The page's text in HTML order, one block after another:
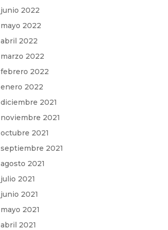
junio 2022
mayo 2022
abril 2022
marzo 2022
febrero 2022
enero 2022
diciembre 2021
noviembre 2021
octubre 2021
septiembre 2021
agosto 2021
julio 2021
junio 2021
mayo 2021
abril 2021